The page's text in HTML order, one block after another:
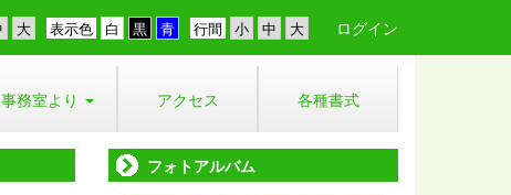
行間
表示色 ログイン
事務室より アクセス 各種書式
フォトアルバム